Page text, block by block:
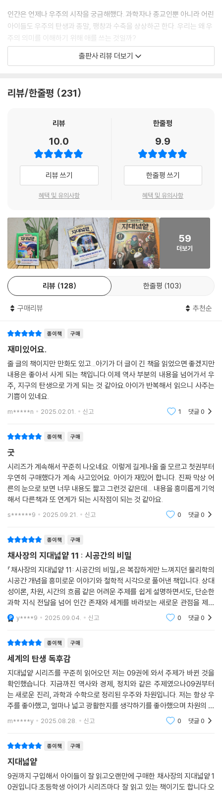
인간은 언제나 우주의 시작을 궁금해했다. 과학자나 종교인뿐 아니라 어린
아이들도 우주의 탄생과 종말, 팽창과 수축을 상상하곤 한다. 우리는 왜 우
주의 의미를 이해하기 위해 애를 쓰는 것일까?
우주는 138억 년 동안 깊은 침묵 속에 존재했지만 어느 날, 우주에 대해 생
미를 찾으려 했다. 최근 물리학은 138억 년 전 우주가 처음 생긴 빅뱅에서
아니라 현대 물리학자들은 우리 우주가 유일하고 독립적인 하나의 우주인
(multiverse)로 존재한다고 말한다. 복잡하고 낯선 다중 우주의 이미지
를 이해하기 위해서는 차원에 대한 이해 또한 필요하다. 모든 존재는 시간
과 공간이라는 좌표축 안에서 존재하기 때문이다. 다중우주론에서는 우주
의 실체를 10차원이나 11차원이라고 말하고 있다. 그러나 4차원의 존재인
우리가 추가 차원을 이해하는 것은 결코 쉽지 않다. 우리는 더 높은 차원을
생각보다 신비한 것일지도 모른다. 시간적으로나 공간적으로 겹쳐 있고 탄
생하는 동시에 소멸하기도 한다. 인간은 그 세계의 아주 일부분에 속한다
는 것, 우리의 지식은 아주 단순하고 평면적인 사실만 이해한다는 것을 인
정하는 것이 세계와 자아를 탐구하는 첫걸음일지도 모른다.
과학에 대한 이러한 접근은 〈공통과학〉 영역에서 다루는 지식들을 이해하
기 위해 반드시 필요하다. 어린이들이 과학을 어려워하는 이유는 수많은
그려주고 독자를 이야기 속으로 초대함으로써 과학의 세계로 부드럽게 안
내어, 세계를 하나의 지식으로 바라보게 만들어 준다. 과학에 대한 이러한
시선을 갖는 어린이는 훗날 인간을 더 잘 이해하고 세계를 논리적으로 사
유할 수 있는 어른이 될 것이다.
출간 즉시 베스트셀러
소년한국 우수 어린이 도서 선정
독자들의 리뷰가 증명하는 최고의 어린이 인문학 도서
오늘날의 아이들은 수많은 정보를 받아들이지만 그 지식을 하나로 꿰어 나
의 생각으로 소화할 시간과 여력이 부족할지도 모른다. 무엇보다 필요한
건 지식의 흐름을 연결하고 나의 것으로 만드는 게 아닐까. ‘내 생각’을 이
야기하는 것은 외우는 공부로 되지 않는다. 숨겨진 의미와 맥락을 이해하
고 현실에 적용시키는 능력이 요구되는 아이들에게 이 책은 훌륭한 선생님
이자 토론자가 되어 줄 것이다. 지식만큼 중요한 것은 생각하는 힘이다.
역사와 경제의 핵심 지식만 쉽고 재미있게 전달해 어렵고 복잡한 인문학을
이해하기 쉽게 하나의 줄기로 꿰어 준다
2. 세상을 살아가는 데 필요한 ‘진짜 지식’ 제공
시장의 의미, 정부의 개입, 세금과 복지, 다양한 경제체제 등
학교에서 배우는 학습 내용을 담아내되, 학교에서도 가르쳐주지 않는 진짜
지식을 알려 준다
이제껏 나온 학습만화와는 차별화된 글과 그림으로
단편적인 정보만 제공하지 않고 스스로 생각하는 힘, 세상을 보는 눈을 길
러 준다
4. 두뇌를 자극하는 스토리 + 마음을 자극하는 지식
주인공 알파가 고군분투하며 온몸으로 세계를 살아가는 이야기를 통해
머리를 깨우치는 스토리+ 마음을 울리는 지식이라는 색다른 독서 체험을
5. 세계와 삶의 모든 것을 설명해줄 지식 시리즈
중요한 건 숲을 보는 것! 어린이가 세계를 넓게 이해하게 도와주고
앞으로 어떻게 살아야 하는지, 지식을 넘어 지혜를 알려 준다
출판사 리뷰 더보기
리뷰/한줄평 231
리뷰
10.0
리뷰 쓰기
혜택 및 유의사항
한줄평
9.9
한줄평 쓰기
혜택 및 유의사항
4
59
더보기
리뷰 128 한줄평 103
구매리뷰 추천순
종이책 구매
재미있어요.
줄 글의 책이지만 만화도 있고...아기가 더 글이 긴 책을 읽었으면 좋겠지만
내용은 좋아서 사게 되는 책입니다.이제 역사 부분의 내용을 넘어가서 우
주, 지구의 탄생으로 가게 되는 것 같아요.아이가 반복해서 읽으니 사주는
기쁨이 있네요.
m*****n 2025.02.01. 신고 1 댓글0
종이책 구매
굿
시리즈가 계속해서 꾸준히 나오네요. 이렇게 길게나올 줄 모르고 첫권부터
우연히 구매했다가 계속 사고있어요. 아이가 재밌어 합니다. 진짜 막상 어
른의 눈으로 보면 너무 내용도 짧고 그런것 같은데... 내용을 흥미롭게 기억
해서 다른책과 또 연계가 되는 시작점이 되는 것 같아요.
s******9 2025.09.21. 신고 0 댓글0
종이책 구매
채사장의 지대넓얕 11 : 시공간의 비밀
『채사장의 지대넓얕 11: 시공간의 비밀』은 복잡하게만 느껴지던 물리학의
시공간 개념을 흥미로운 이야기와 철학적 시각으로 풀어낸 책입니다. 상대
성이론, 차원, 시간의 흐름 같은 어려운 주제를 쉽게 설명하면서도, 단순한
과학 지식 전달을 넘어 인간 존재와 세계를 바라보는 새로운 관점을 제시
합니다. 청소년부터 성인까지 누구나 부담 없이 읽을 수 있도록 구성되어
있으며, 과학
y****9 2025.09.04. 신고 0 댓글0
종이책 구매
세계의 탄생 독후감
지대넓얕 시리즈를 꾸준히 읽어오던 저는 09권에 와서 주제가 바뀐 것을
확인했습니다. 지금까진 역사와 경제, 정치와 같은 주제였으나09권부터
는 새로운 진리, 과학과 수학으로 정리된 우주와 차원입니다. 저는 항상 우
주를 좋아했고, 얼마나 넓고 광활한지를 생각하기를 좋아했으며 차원의 붕
괴와 균열, 연결에 신기함을 가지고 궁금했습니다. 차원과 과학은 항상 신
기합니다. 이 책에
m*****y 2025.08.28. 신고 0 댓글0
종이책 구매
지대넓얕
9권까지 구입해서 아이들이 잘 읽고오랜만에 구매한 채사장의 지대넓얕 1
0권입니다.초등학생 아이가 시리즈마다 잘 읽고 있는 책이기도 합니다.오